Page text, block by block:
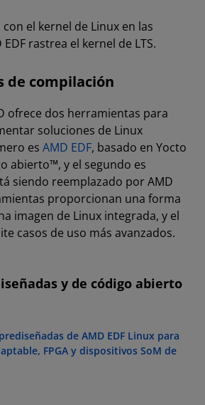
el kernel de Linux en las
rastrea el kernel de LTS.
de compilación
ofrece dos herramientas para
soluciones de Linux
es AMD EDF, basado en Yocto
abierto™, y el segundo es
siendo reemplazado por AMD
proporcionan una forma
imagen de Linux integrada, y el
casos de uso más avanzados.
y de código abierto
de AMD EDF Linux para
FPGA y dispositivos SoM de